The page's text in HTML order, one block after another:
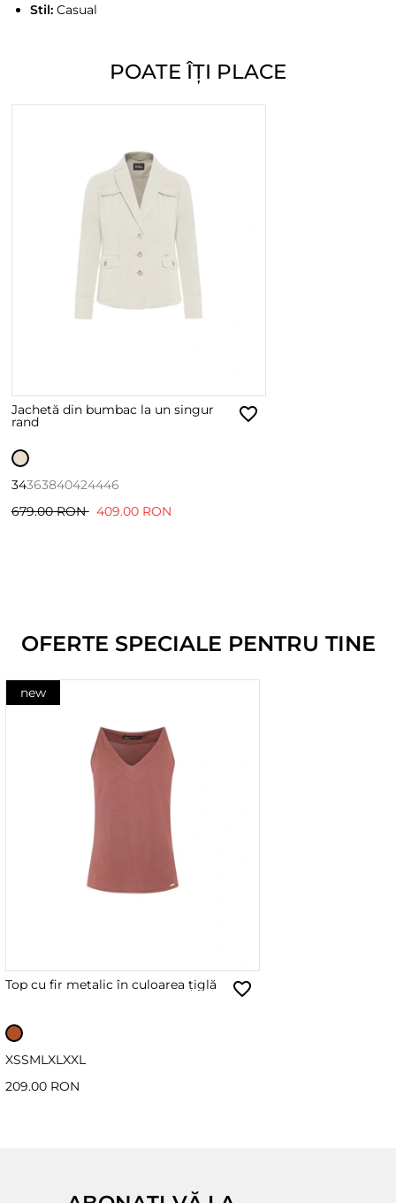
Stil:Casual
POATE ÎȚI PLACE
Jachetă din bumbac la un singur
rand
34363840424446
679.00 RON 409.00 RON
OFERTE SPECIALE PENTRU TINE
new
Top cu fir metalic în culoarea țiglă
XSSML XL XXL
209.00 RON